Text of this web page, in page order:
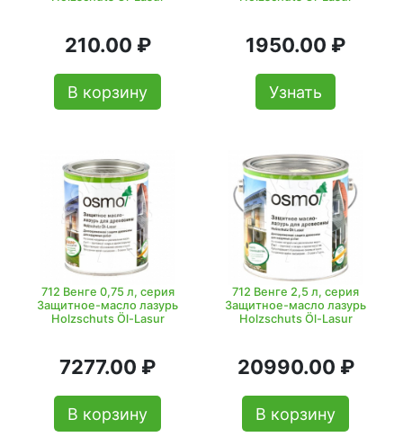
210.00 ₽
В корзину
1950.00 ₽
Узнать
712 Венге 0,75 л, серия
Защитное-масло лазурь
Holzschuts Öl-Lasur
7277.00 ₽
В корзину
712 Венге 2,5 л, серия
Защитное-масло лазурь
Holzschuts Öl-Lasur
20990.00 ₽
В корзину